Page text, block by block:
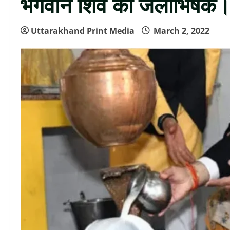
Uttarakhand Print Media March 2, 2022